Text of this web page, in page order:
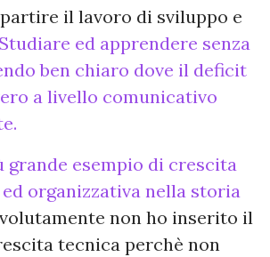
il lavoro di sviluppo e
Studiare ed apprendere senza
ben chiaro dove il deficit
a livello comunicativo
grande esempio di crescita
organizzativa nella storia
non ho inserito il
tecnica perchè non